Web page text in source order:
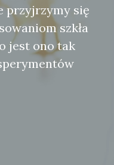
przyjrzymy się
szkła
jest ono tak